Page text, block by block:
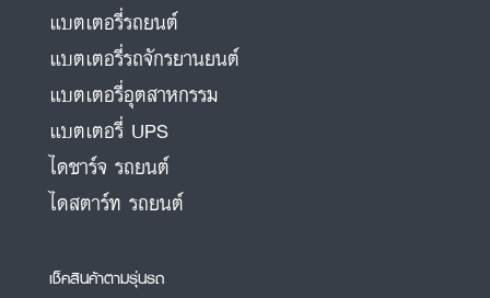
แบตเตอรี่รถยนต์
แบตเตอรี่รถจักรยานยนต์
แบตเตอรี่อุตสาหกรรม
แบตเตอรี่ UPS
ไดชาร์จ รถยนต์
ไดสตาร์ท รถยนต์
เช็คสินค้าตามรุ่นรถ